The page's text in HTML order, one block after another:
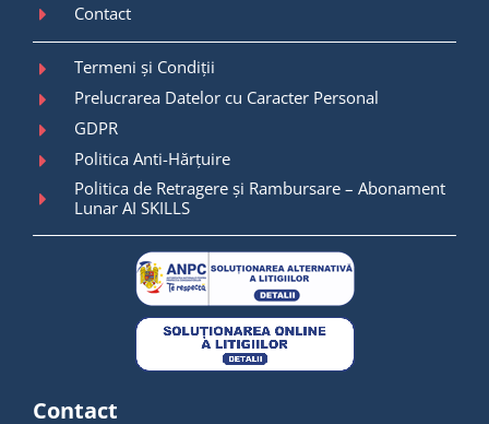
Contact
Termeni și Condiții
Prelucrarea Datelor cu Caracter Personal
GDPR
Politica Anti-Hărțuire
Politica de Retragere și Rambursare – Abonament
Lunar AI SKILLS
Contact